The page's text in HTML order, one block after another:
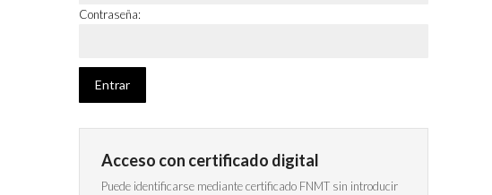
Contraseña:
Acceso con certificado digital
Puede identificarse mediante certificado FNMT sin introducir